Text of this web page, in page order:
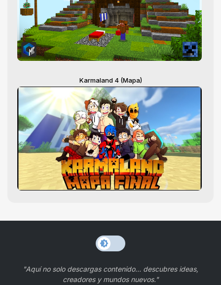
Karmaland 4 (Mapa)
"Aquí no solo descargas contenido… descubres ideas,
creadores y mundos nuevos."